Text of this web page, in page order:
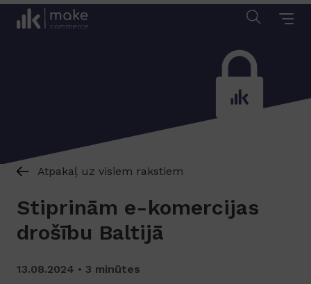
Atpakaļ uz visiem rakstiem
Stiprinām e-komercijas
drošību Baltijā
13.08.2024 3 minūtes